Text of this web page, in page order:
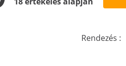
Rendezés :